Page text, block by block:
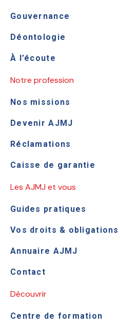
Gouvernance
Déontologie
À l’écoute
Notre profession
Nos missions
Devenir AJMJ
Réclamations
Caisse de garantie
Les AJMJ et vous
Guides pratiques
Vos droits & obligations
Annuaire AJMJ
Contact
Découvrir
Centre de formation